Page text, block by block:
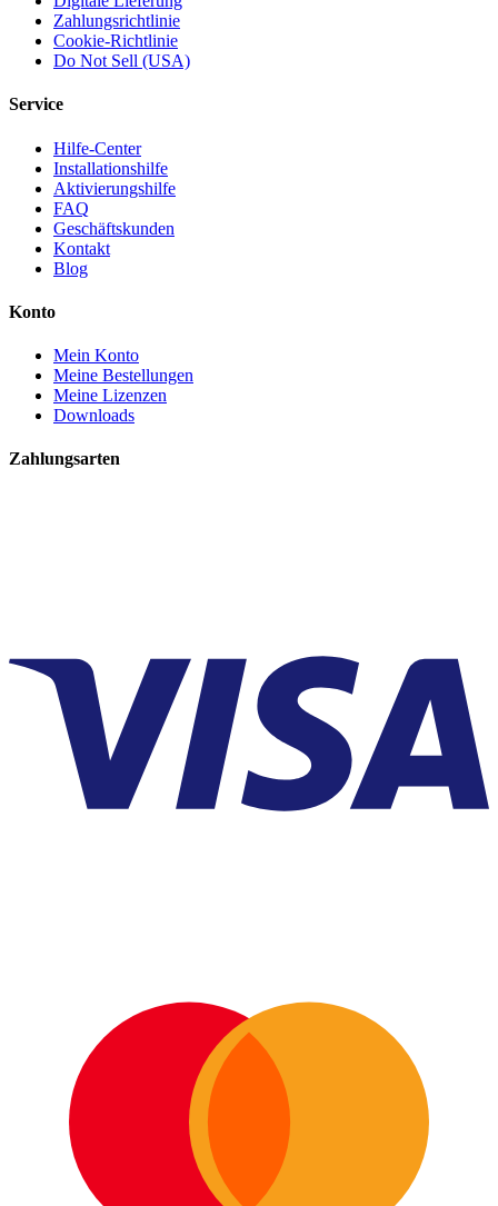
Zahlungsrichtlinie
Cookie-Richtlinie
Do Not Sell (USA)
Service
Hilfe-Center
Installationshilfe
Aktivierungshilfe
FAQ
Geschäftskunden
Kontakt
Blog
Konto
Mein Konto
Meine Bestellungen
Meine Lizenzen
Downloads
Zahlungsarten